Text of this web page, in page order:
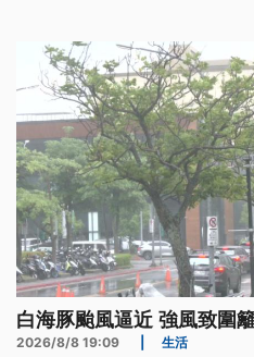
白海豚颱風逼近 強風致圍
2026/8/8 19:09 生活